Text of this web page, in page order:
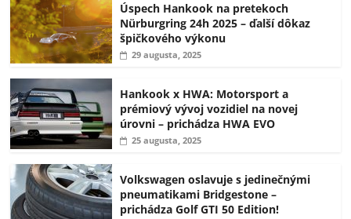
Úspech Hankook na pretekoch
Nürburgring 24h 2025 – ďalší dôkaz
špičkového výkonu
29 augusta, 2025
Hankook x HWA: Motorsport a
prémiový vývoj vozidiel na novej
úrovni – prichádza HWA EVO
25 augusta, 2025
Volkswagen oslavuje s jedinečnými
pneumatikami Bridgestone –
prichádza Golf GTI 50 Edition!